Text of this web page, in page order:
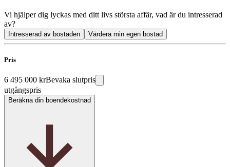
Vi hjälper dig lyckas med ditt livs största affär, vad är du intresserad
av?
Intresserad av bostaden Värdera min egen bostad
Pris
6 495 000 krBevaka slutpris
utgångspris
Beräkna din boendekostnad